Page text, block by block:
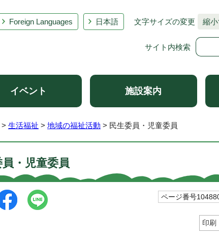
Foreign Languages 日本語 文字サイズの変更 縮
サイト内検索
イベント 施設案内
> 生活福祉 > 地域の福祉活動 > 民生委員・児童委員
・児童委員
ページ番号
印刷